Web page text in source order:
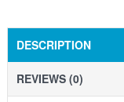
DESCRIPTION
REVIEWS (0)